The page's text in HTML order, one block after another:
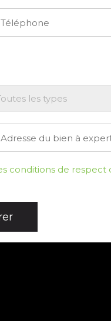
conditions de respect